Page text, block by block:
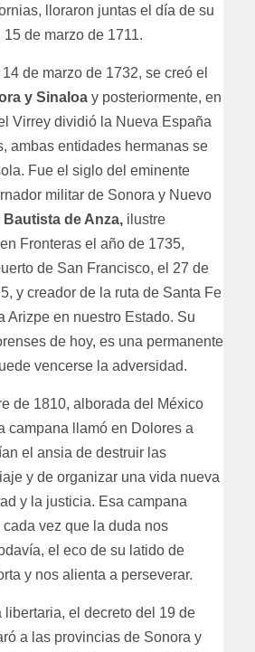
lloraron juntas el día de su
de marzo de 1711.
de marzo de 1732, se creó el
y Sinaloa y posteriormente, en
Virrey dividió la Nueva España
ambas entidades hermanas se
Fue el siglo del eminente
militar de Sonora y Nuevo
de Anza, ilustre
Fronteras el año de 1735,
de San Francisco, el 27 de
y creador de la ruta de Santa Fe
Arizpe en nuestro Estado. Su
de hoy, es una permanente
vencerse la adversidad.
de 1810, alborada del México
campana llamó en Dolores a
el ansia de destruir las
y de organizar una vida nueva
y la justicia. Esa campana
vez que la duda nos
el eco de su latido de
y nos alienta a perseverar.
el decreto del 19 de
a las provincias de Sonora y